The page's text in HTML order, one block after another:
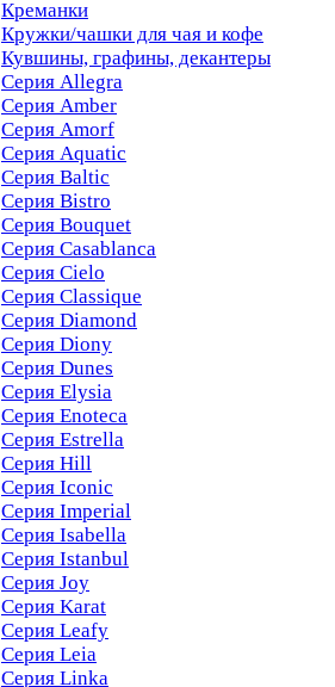
Креманки
Кружки/чашки для чая и кофе
Кувшины, графины, декантеры
Серия Allegra
Серия Amber
Серия Amorf
Серия Aquatic
Серия Baltic
Серия Bistro
Серия Bouquet
Серия Casablanсa
Серия Cielo
Серия Classique
Серия Diamond
Серия Diony
Серия Dunes
Серия Elysia
Серия Enoteca
Серия Estrella
Серия Hill
Серия Iconic
Серия Imperial
Серия Isabella
Серия Istanbul
Серия Joy
Серия Karat
Серия Leafy
Серия Leia
Серия Linka